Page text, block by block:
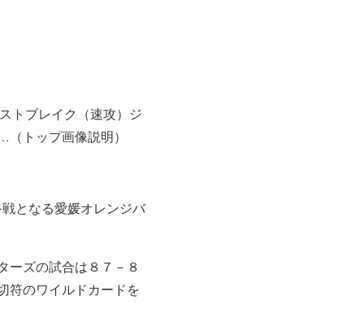
トブレイク（速攻）ジ
トップ画像説明）
となる愛媛オレンジバ
ーズの試合は８７－８
符のワイルドカードを